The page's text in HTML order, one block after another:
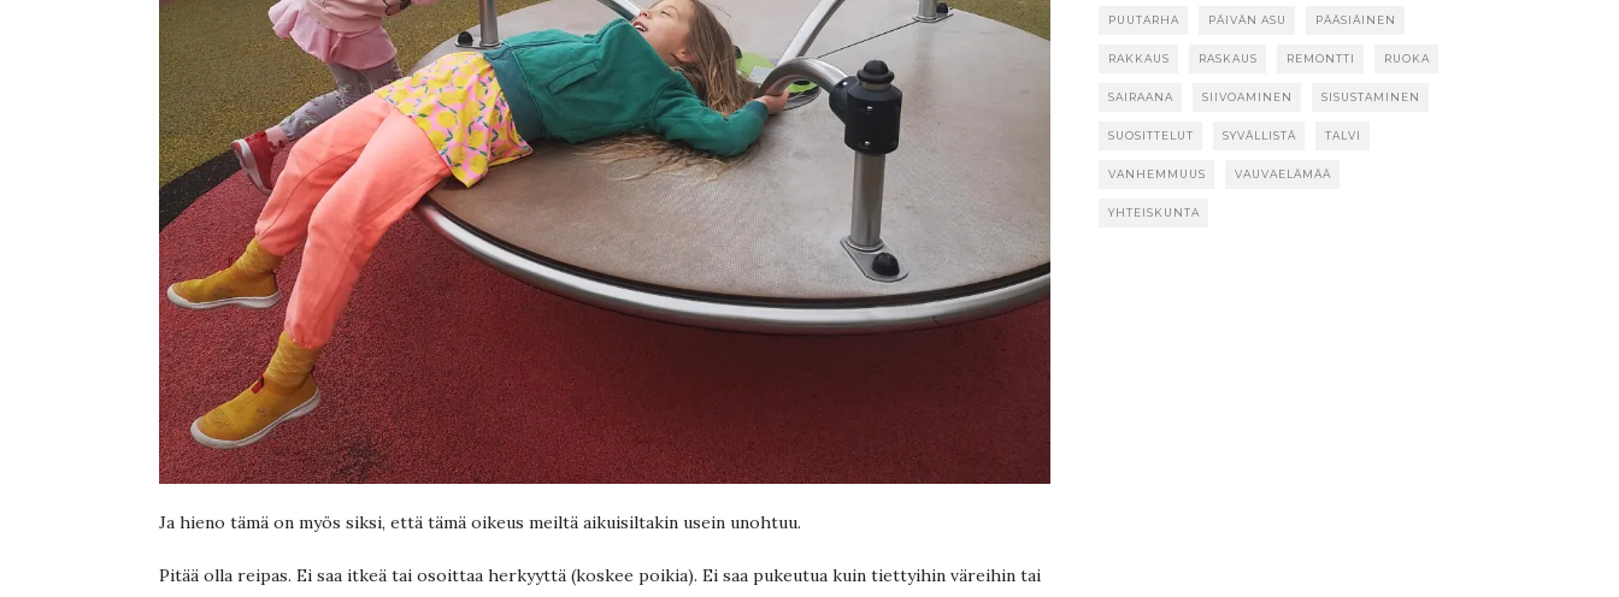
Ja hieno tämä on myös siksi, että tämä oikeus meiltä aikuisiltakin usein unohtuu.
Pitää olla reipas. Ei saa itkeä tai osoittaa herkyyttä (koskee poikia). Ei saa pukeutua kuin tiettyihin väreihin tai
PUUTARHA PÄIVÄN ASU PÄÄSIÄINEN
RAKKAUS RASKAUS REMONTTI RUOKA
SAIRAANA SIIVOAMINEN SISUSTAMINEN
SUOSITTELUT SYVÄLLISTÄ TALVI
VANHEMMUUS VAUVAELÄMÄÄ
YHTEISKUNTA